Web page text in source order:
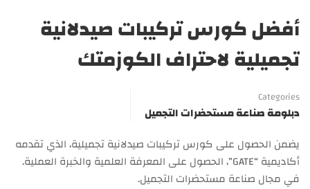
أفضل كورس تركيبات صيدلانية
تجميلية لاحتراف الكوزمتك
Categories
دبلومة صناعة مستحضرات التجميل
يضمن الحصول على كورس تركيبات صيدلانية تجميلية، الذي تقدمه
أكاديمية “GATE”، الحصول على المعرفة العلمية والخبرة العملية.
في مجال صناعة مستحضرات التجميل.